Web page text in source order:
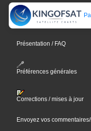
Présentation / FAQ
Préférences générales
Corrections / mises à jour
Envoyez vos